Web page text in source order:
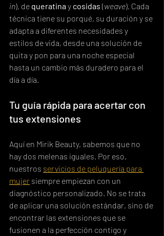
in), de queratina y cosidas (weave). Cada
técnica tiene su porqué, su duración y se
adapta a diferentes necesidades y
estilos de vida, desde una solución de
quita y pon para una noche especial
hasta un cambio más duradero para el
día a día.
Tu guía rápida para acertar con
tus extensiones
Aquí en Mirik Beauty, sabemos que no
hay dos melenas iguales. Por eso,
nuestros servicios de peluquería para
mujer siempre empiezan con un
diagnóstico personalizado. No se trata
de aplicar una solución estándar, sino de
encontrar las extensiones que se
fusionen a la perfección contigo y